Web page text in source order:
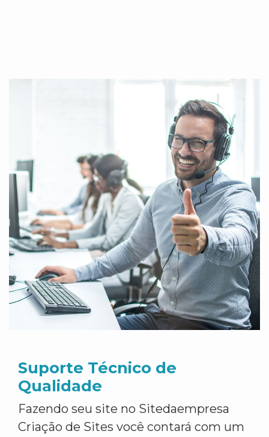
Suporte Técnico de
Qualidade
Fazendo seu site no Sitedaempresa
Criação de Sites você contará com um